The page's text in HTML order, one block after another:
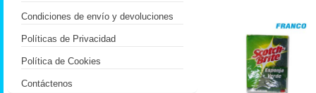
Condiciones de envío y devoluciones
Políticas de Privacidad
Política de Cookies
Contáctenos